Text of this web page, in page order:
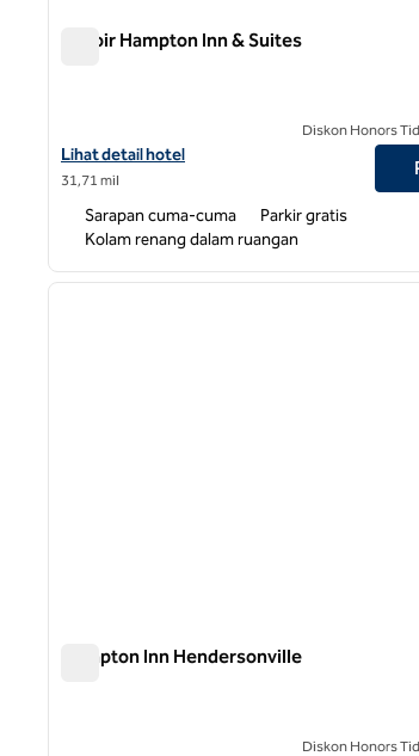
Lenoir Hampton Inn & Suites
Lihat detail hotel untuk Hampton Inn & Suites
Lihat detail hotel
31,71 mil
Diskon Honors
Sarapan cuma-cuma
Parkir gratis
Kolam renang dalam ruangan
1 dari 12
Hampton Inn Hendersonville
Diskon Honors